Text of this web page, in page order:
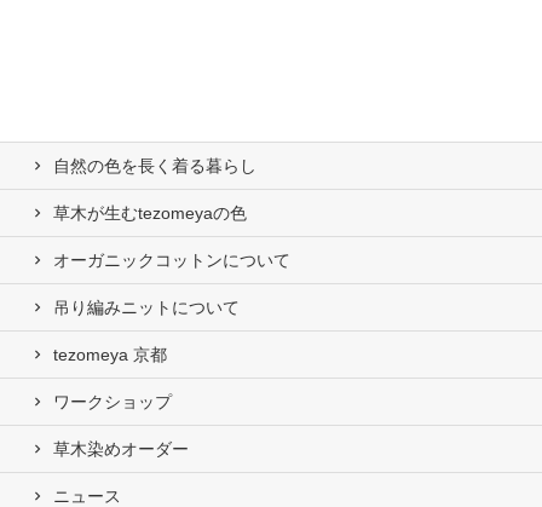
自然の⾊を⻑く着る暮らし
草木が生むtezomeyaの⾊
オーガニックコットンについて
吊り編みニットについて
tezomeya 京都
ワークショップ
草木染めオーダー
ニュース